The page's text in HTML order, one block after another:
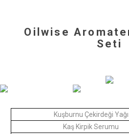
Oilwise
Seti
Kuşburnu Çekirdeği Yağı
Kaş Kirpik Serumu